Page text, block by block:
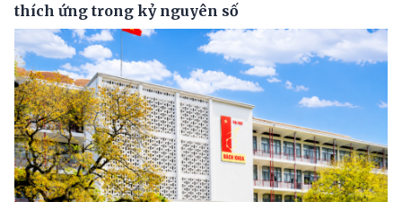
thích ứng trong kỷ nguyên số